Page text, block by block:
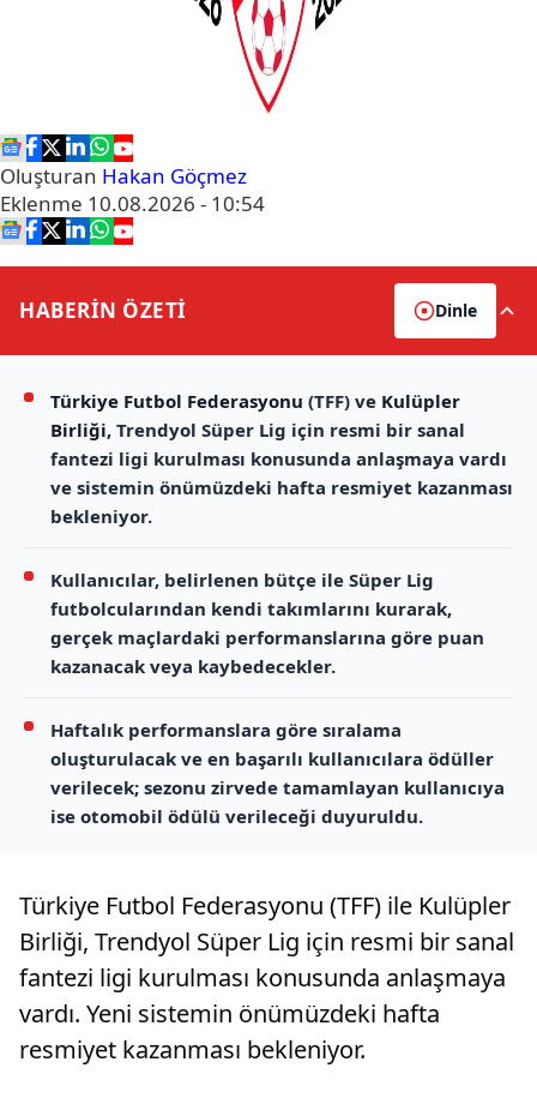
Oluşturan Hakan Göçmez
Eklenme 10.08.2026 - 10:54
HABERİN ÖZETİ Dinle
Türkiye Futbol Federasyonu (TFF) ve Kulüpler
Birliği, Trendyol Süper Lig için resmi bir sanal
fantezi ligi kurulması konusunda anlaşmaya vardı
ve sistemin önümüzdeki hafta resmiyet kazanması
bekleniyor.
Kullanıcılar, belirlenen bütçe ile Süper Lig
futbolcularından kendi takımlarını kurarak,
gerçek maçlardaki performanslarına göre puan
kazanacak veya kaybedecekler.
Haftalık performanslara göre sıralama
oluşturulacak ve en başarılı kullanıcılara ödüller
verilecek; sezonu zirvede tamamlayan kullanıcıya
ise otomobil ödülü verileceği duyuruldu.
Türkiye Futbol Federasyonu (TFF) ile Kulüpler
Birliği, Trendyol Süper Lig için resmi bir sanal
fantezi ligi kurulması konusunda anlaşmaya
vardı. Yeni sistemin önümüzdeki hafta
resmiyet kazanması bekleniyor.